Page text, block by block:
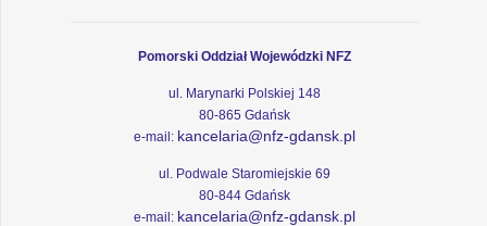
Pomorski Oddział Wojewódzki NFZ
ul. Marynarki Polskiej 148
80-865 Gdańsk
e-mail: kancelaria@nfz-gdansk.pl
ul. Podwale Staromiejskie 69
80-844 Gdańsk
e-mail: kancelaria@nfz-gdansk.pl